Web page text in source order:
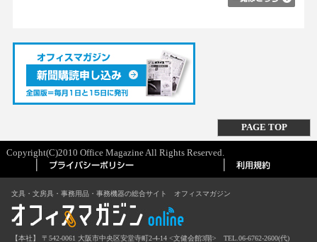
PAGE TOP
Copyright(C)2010 Office Magazine All Rights Reserved.
文具・文房具・事務用品・事務機器の総合サイト オフィスマガジン
【本社】 〒542-0061 大阪市中央区安堂寺町2-4-14 <文健会館3階> TEL.06-6762-2600(代)